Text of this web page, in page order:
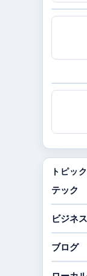
トピッ
テック
ビジネス
ブログ